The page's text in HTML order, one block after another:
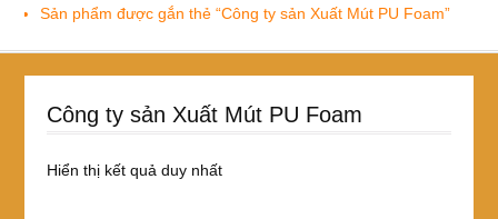
Sản phẩm được gắn thẻ “Công ty sản Xuất Mút PU Foam”
Công ty sản Xuất Mút PU Foam
Hiển thị kết quả duy nhất